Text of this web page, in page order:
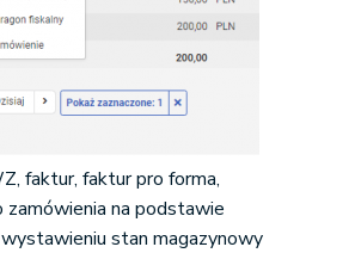
faktur, faktur pro forma,
na podstawie
stan magazynowy